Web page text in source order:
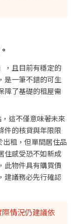
，且目前有穩定的
是一筆不錯的可生
障了基礎的租屋需
這不僅意味著未來
件的核貸與年限限
租，但單間居住品
住感受恐不如新成
此物件具有購買價
建議務必先行確認
情況仍建議依